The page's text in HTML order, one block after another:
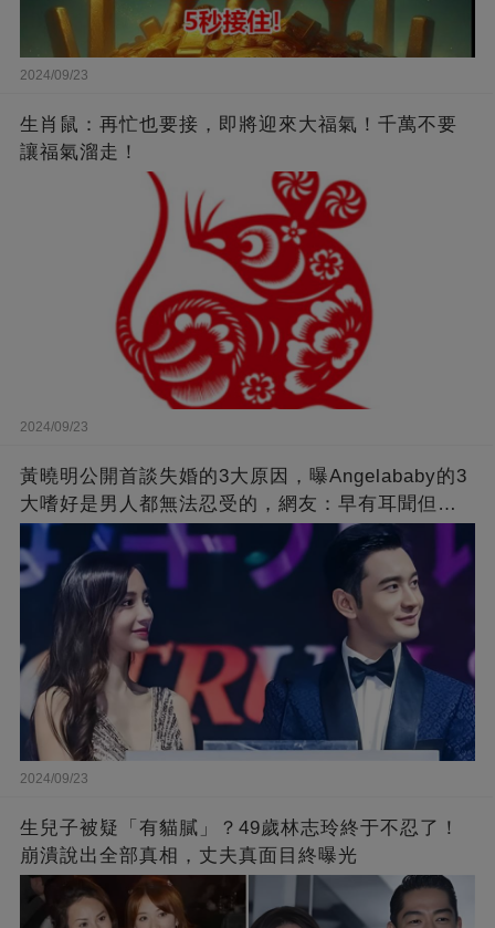
2024/09/23
生肖鼠：再忙也要接，即將迎來大福氣！千萬不要
讓福氣溜走！
2024/09/23
黃曉明公開首談失婚的3大原因，曝Angelababy的3
大嗜好是男人都無法忍受的，網友：早有耳聞但想
不到那麼嚴重！
2024/09/23
生兒子被疑「有貓膩」？49歲林志玲終于不忍了！
崩潰說出全部真相，丈夫真面目終曝光